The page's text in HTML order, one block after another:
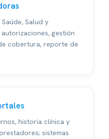
Salud y
gestión
cobertura, reporte de
historia clínica y
sistemas